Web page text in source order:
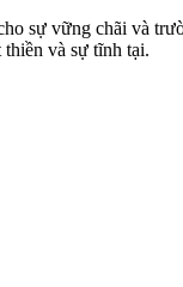
sự vững chãi và
và sự tĩnh tại.